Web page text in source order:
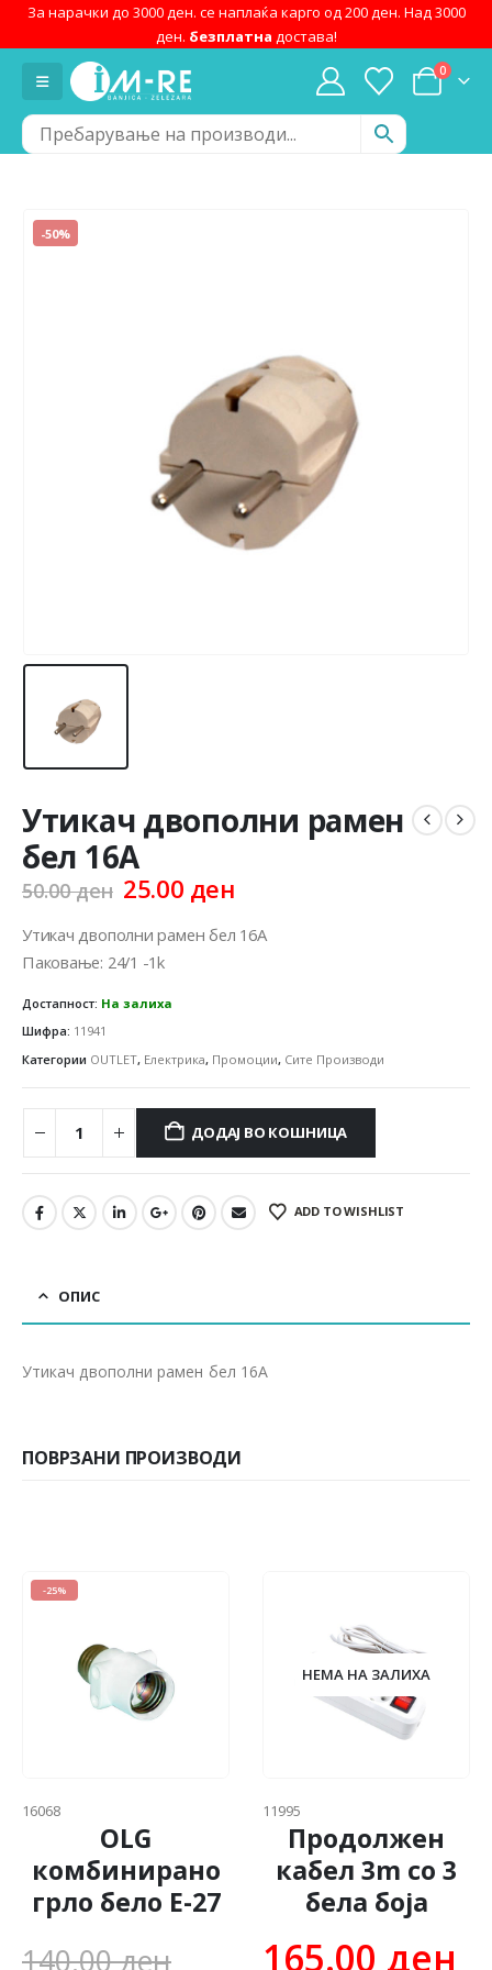
За нарачки до 3000 ден. се наплаќа карго од 200 ден. Над 3000
ден. безплатна достава!
0
-50%
Утикач двополни рамен
бел 16А
50.00ден Original
was:
50.00 ден.
25.00 денCurrent
is:
Утикач двополни рамен бел 16А
Паковање: 24/1 -1k
Достапност: На залиха
Шифра: 11941
Категории OUTLET, Електрика, Промоции, Сите Производи
ДОДАЈ ВО КОШНИЦА
ADD TO WISHLIST
ОПИС
Утикач двополни рамен бел 16А
ПОВРЗАНИ ПРОИЗВОДИ
НЕМА НА ЗАЛИХА
11995
Продолжен
кабел 3m со 3
бела боја
165.00ден
Фабрички Цени
Продолжен
кабел 3m со 4
бела боја